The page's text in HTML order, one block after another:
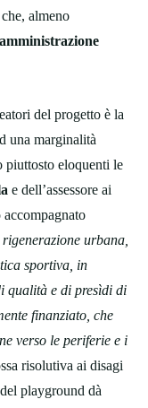
almeno
del progetto è la
una marginalità
piuttosto eloquenti le
e dell’assessore ai
accompagnato
urbana,
sportiva, in
qualità e di presìdi di
finanziato, che
verso le periferie e i
risolutiva ai disagi
playground dà